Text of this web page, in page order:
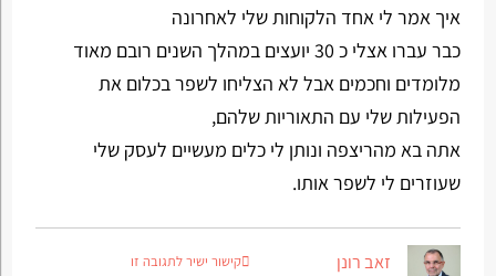
איך אמר לי אחד הלקוחות שלי לאחרונה
כבר עברו אצלי כ 30 יועצים במהלך השנים רובם מאוד
מלומדים וחכמים אבל לא הצליחו לשפר בכלום את
הפעילות שלי עם התאוריות שלהם,
אתה בא מהריצפה ונותן לי כלים מעשיים לעסק שלי
שעוזרים לי לשפר אותו.
זאב רונן
קישור ישיר לתגובה זו